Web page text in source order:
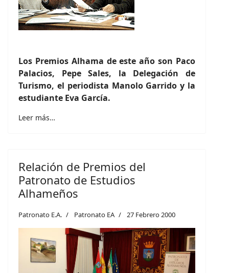
Los Premios Alhama de este año son Paco
Palacios, Pepe Sales, la Delegación de
Turismo, el periodista Manolo Garrido y la
estudiante Eva García.
Leer más…
Relación de Premios del
Patronato de Estudios
Alhameños
Patronato E.A. Patronato EA 27 Febrero 2000